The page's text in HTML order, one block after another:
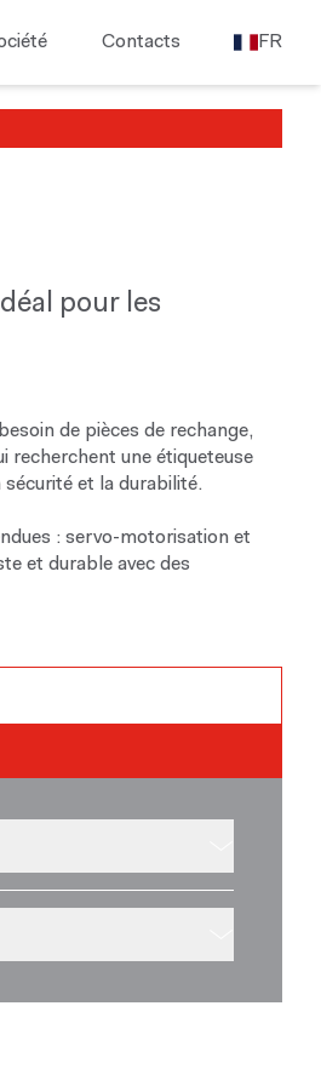
Contacts FR
pour les
de pièces de rechange,
recherchent une étiqueteuse
et la durabilité.
: servo-motorisation et
et durable avec des